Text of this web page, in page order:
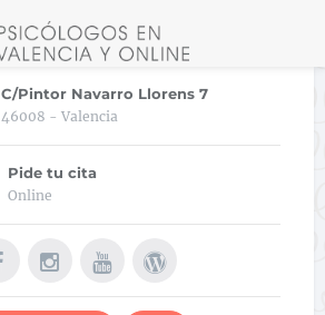
C/Pintor Navarro Llorens 7
46008 - Valencia
Pide tu cita
Online